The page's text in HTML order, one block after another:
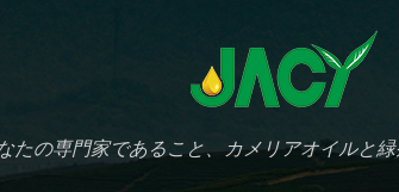
たの専門家であること、カメリアオイルと